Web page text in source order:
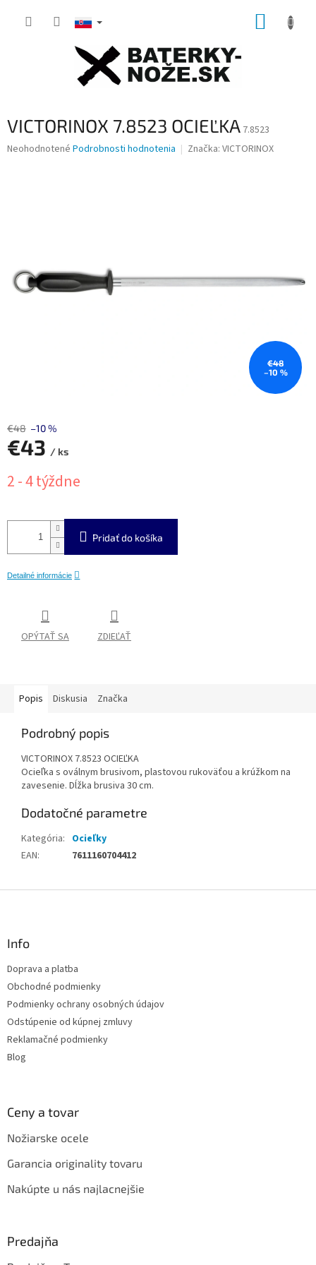
VICTORINOX 7.8523 OCIEĽKA 7.8523
Priemerné
Neohodnotené Podrobnosti hodnotenia Značka: VICTORINOX
€48
–10 %
€48 –10 %
€43 / ks
cena:
2 - 4 týždne
Pridať do košíka
Detailné informácie
OPÝTAŤ SA ZDIEĽAŤ
Popis Diskusia Značka
Podrobný popis
VICTORINOX 7.8523 OCIEĽKA
Ocieľka s oválnym brusivom, plastovou rukoväťou a krúžkom na
zavesenie. Dĺžka brusiva 30 cm.
Dodatočné parametre
Kategória: Ocieľky
EAN: 7611160704412
Info
Doprava a platba
Obchodné podmienky
Podmienky ochrany osobných údajov
Odstúpenie od kúpnej zmluvy
Reklamačné podmienky
Blog
Ceny a tovar
Nožiarske ocele
Garancia originality tovaru
Nakúpte u nás najlacnejšie
Predajňa